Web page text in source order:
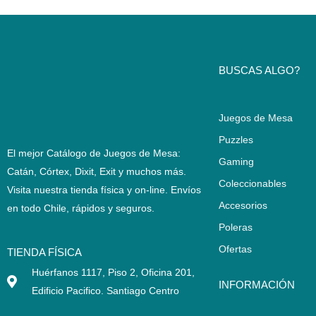
El mejor Catálogo de Juegos de Mesa:
Catán, Córtex, Dixit, Exit y muchos más.
Visita nuestra tienda física y on-line. Envíos
en todo Chile, rápidos y seguros.
TIENDA FÍSICA
Huérfanos 1117, Piso 2, Oficina 201,
Edificio Pacifico. Santiago Centro
BUSCAS ALGO?
Juegos de Mesa
Puzzles
Gaming
Coleccionables
Accesorios
Poleras
Ofertas
INFORMACIÓN